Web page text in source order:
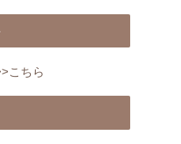
こちら